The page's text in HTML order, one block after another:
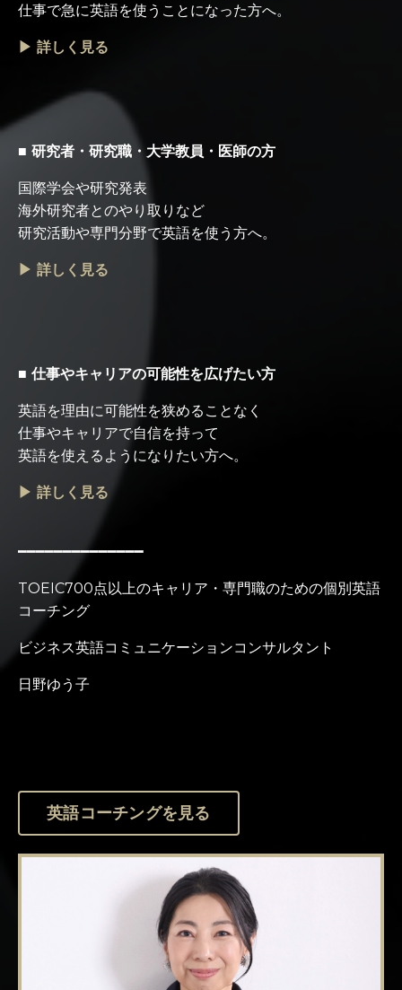
仕事で急に英語を使うことになった方へ。
▶ 詳しく見る
■ 研究者・研究職・大学教員・医師の方
国際学会や研究発表
海外研究者とのやり取りなど
研究活動や専門分野で英語を使う方へ。
▶ 詳しく見る
■ 仕事やキャリアの可能性を広げたい方
英語を理由に可能性を狭めることなく
仕事やキャリアで自信を持って
英語を使えるようになりたい方へ。
▶ 詳しく見る
━━━━━━━━━━━━━━
TOEIC700点以上のキャリア・専門職のための個別英語
コーチング
ビジネス英語コミュニケーションコンサルタント
日野ゆう子
英語コーチングを見る